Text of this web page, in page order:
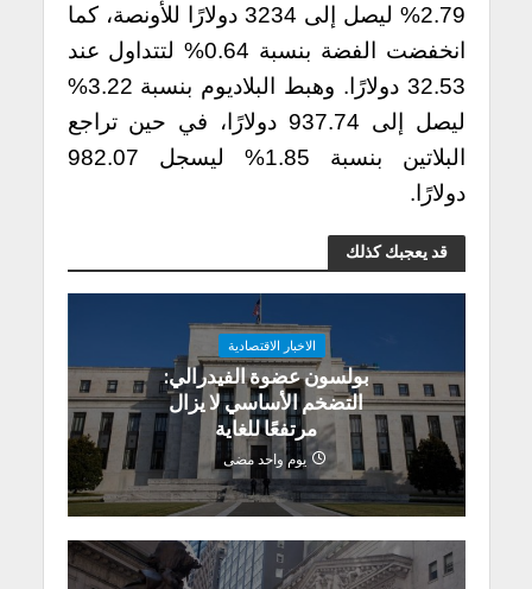
2.79% ليصل إلى 3234 دولارًا للأونصة، كما
انخفضت الفضة بنسبة 0.64% لتتداول عند
32.53 دولارًا. وهبط البلاديوم بنسبة 3.22%
ليصل إلى 937.74 دولارًا، في حين تراجع
البلاتين بنسبة 1.85% ليسجل 982.07
دولارًا.
قد يعجبك كذلك
الاخبار الاقتصادية
بولسون عضوة الفيدرالي:
التضخم الأساسي لا يزال
مرتفعًا للغاية
يوم واحد مضى